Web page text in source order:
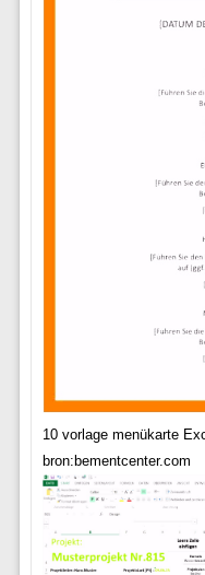
10 vorlage menükarte
bron:bementcenter.com